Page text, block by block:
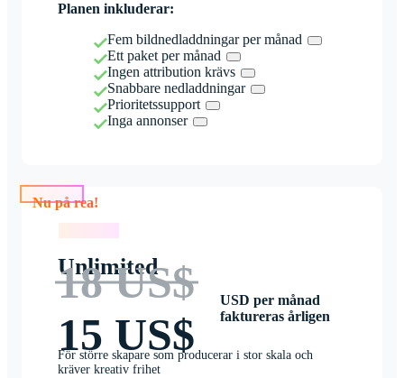
Planen inkluderar:
Fem bildnedladdningar per månad
Ett paket per månad
Ingen attribution krävs
Snabbare nedladdningar
Prioritetssupport
Inga annonser
Nu på rea!
Unlimited
18 US$
15 US$
USD per månad
faktureras årligen
För större skapare som producerar i stor skala och
kräver kreativ frihet